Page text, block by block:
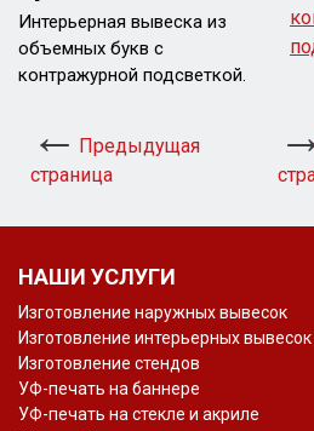
Интерьерная вывеска из
объемных букв с
контражурной подсветкой.
Предыдущая
страница
НАШИ УСЛУГИ
Изготовление наружных вывесок
Изготовление интерьерных вывесок
Изготовление стендов
УФ-печать на баннере
УФ-печать на стекле и акриле